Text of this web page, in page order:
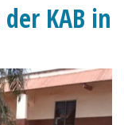
KAB in